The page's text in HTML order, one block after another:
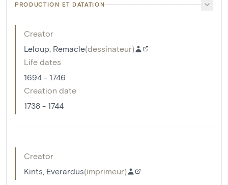
PRODUCTION ET DATATION
Creator
Leloup, Remacle(dessinateur)
Life dates
1694 - 1746
Creation date
1738 - 1744
Creator
Kints, Everardus(imprimeur)